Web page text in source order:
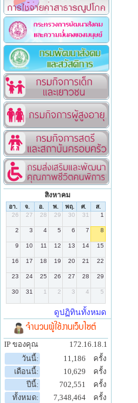
สิงหาคม
จำนวนผู้ใช้งานเว็บไซต์
IP ของคุณ
172.16.18.1
วันนี้:
11,186
ครั้ง
เดือนนี้:
10,629
ครั้ง
ปีนี้:
702,551
ครั้ง
ทั้งหมด:
7,348,464 ครั้ง